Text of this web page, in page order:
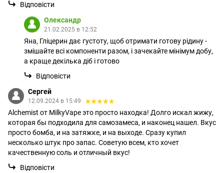
Відповісти
Олександр
21.02.2025 в 12:52
Яна, Гліцерин дає густоту, щоб отримати готову рідину -
змішайте всі компоненти разом, і зачекайте мінімум добу,
а краще декілька діб і готово
Відповісти
Сергей
12.09.2024 в 15:49
Alchemist от MilkyVape это просто находка! Долго искал жижу,
которая бы подходила для самозамеса, и наконец нашел. Вкус
просто бомба, и на затяжке, и на выходе. Сразу купил
несколько штук про запас. Советую всем, кто хочет
качественную соль и отличный вкус!
Відповісти